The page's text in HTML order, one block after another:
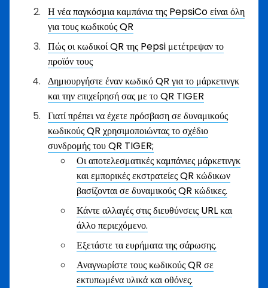
Η νέα παγκόσμια καμπάνια της PepsiCo είναι όλη
για τους κωδικούς QR
Πώς οι κωδικοί QR της Pepsi μετέτρεψαν το
προϊόν τους
Δημιουργήστε έναν κωδικό QR για το μάρκετινγκ
και την επιχείρησή σας με το QR TIGER
Γιατί πρέπει να έχετε πρόσβαση σε δυναμικούς
κωδικούς QR χρησιμοποιώντας το σχέδιο
συνδρομής του QR TIGER;
Οι αποτελεσματικές καμπάνιες μάρκετινγκ
και εμπορικές εκστρατείες QR κώδικων
βασίζονται σε δυναμικούς QR κώδικες.
Κάντε αλλαγές στις διευθύνσεις URL και
άλλο περιεχόμενο.
Εξετάστε τα ευρήματα της σάρωσης.
Αναγνωρίστε τους κωδικούς QR σε
εκτυπωμένα υλικά και οθόνες.